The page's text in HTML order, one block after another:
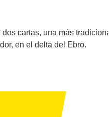
cartas, una más
en el delta del Ebro.